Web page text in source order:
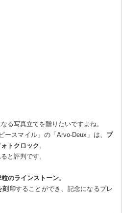
る写真立てを贈りたいですよね。
ースマイル」の「Arvo-Deux」は、 プ
トクロック。
と評判です。
粒のラインストーン。
刻印することができ、記念になるプレ